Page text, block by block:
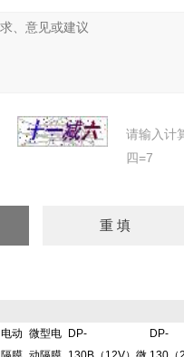
请输入计
四=7
电动 微型电
DP-
DP-